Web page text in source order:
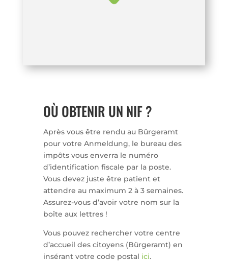
OÙ OBTENIR UN NIF ?
Après vous être rendu au Bürgeramt
pour votre Anmeldung, le bureau des
impôts vous enverra le numéro
d’identification fiscale par la poste.
Vous devez juste être patient et
attendre au maximum 2 à 3 semaines.
Assurez-vous d’avoir votre nom sur la
boîte aux lettres !
Vous pouvez rechercher votre centre
d’accueil des citoyens (Bürgeramt) en
insérant votre code postal ici.